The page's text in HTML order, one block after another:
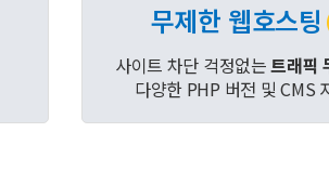
무제한 웹호스팅
사이트 차단 걱정없는트래픽
다양한 PHP 버전 및 CMS